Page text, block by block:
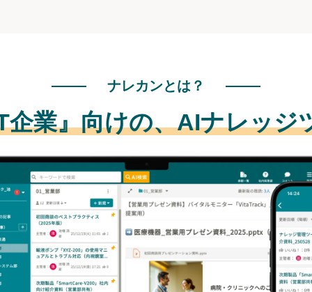
ナレカンとは？
企業』向けの、AIナレッジ